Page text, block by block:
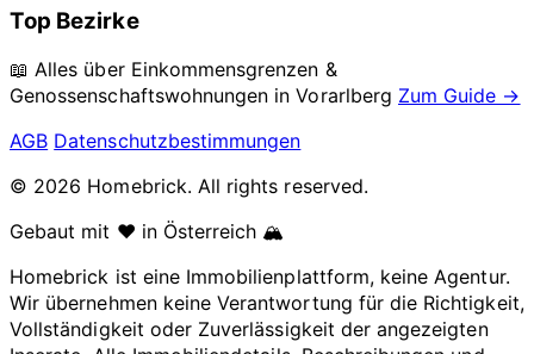
Top Bezirke
📖 Alles über Einkommensgrenzen &
Genossenschaftswohnungen inVorarlberg Zum Guide →
AGB Datenschutzbestimmungen
© 2026 Homebrick. All rights reserved.
Gebaut mit ❤️ in Österreich 🏔️
Homebrick ist eine Immobilienplattform, keine Agentur.
Wir übernehmen keine Verantwortung für die Richtigkeit,
Vollständigkeit oder Zuverlässigkeit der angezeigten